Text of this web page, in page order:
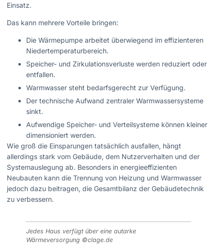
Einsatz.
Das kann mehrere Vorteile bringen:
Die Wärmepumpe arbeitet überwiegend im effizienteren
Niedertemperaturbereich.
Speicher- und Zirkulationsverluste werden reduziert oder
entfallen.
Warmwasser steht bedarfsgerecht zur Verfügung.
Der technische Aufwand zentraler Warmwassersysteme
sinkt.
Aufwendige Speicher- und Verteilsysteme können kleiner
dimensioniert werden.
Wie groß die Einsparungen tatsächlich ausfallen, hängt
allerdings stark vom Gebäude, dem Nutzerverhalten und der
Systemauslegung ab. Besonders in energieeffizienten
Neubauten kann die Trennung von Heizung und Warmwasser
jedoch dazu beitragen, die Gesamtbilanz der Gebäudetechnik
zu verbessern.
Jedes Haus verfügt über eine autarke
Wärmeversorgung ©clage.de